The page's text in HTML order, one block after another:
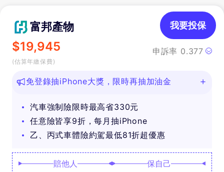
富邦產物
$19,945
(估算年繳保費)
申訴率 0.377
我要投保
免登錄抽iPhone大獎，限時再抽加油金
汽車強制險限時最高省330元
任意險皆享9折，每月抽iPhone
乙、丙式車體險約駕最低81折超優惠
賠他人 保自己